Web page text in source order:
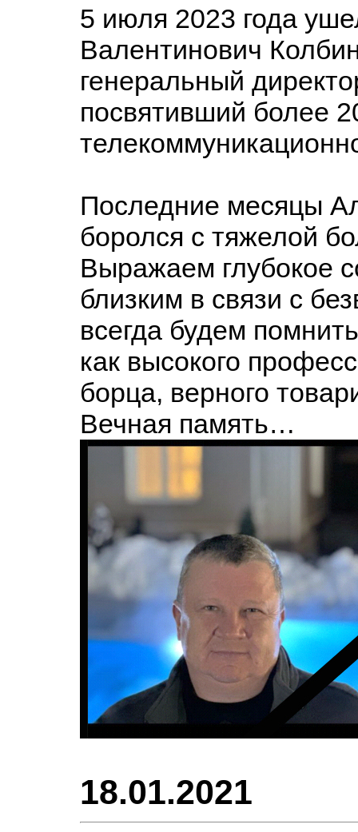
5 июля 2023 года
Валентинович
генеральный
посвятивший более
Последние месяцы
боролся с тяжелой
Выражаем глубокое
близким в связи с
всегда будем
как высокого
борца, верного
Вечная память…
18.01.2021